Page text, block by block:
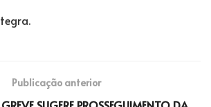
Publicação anterior